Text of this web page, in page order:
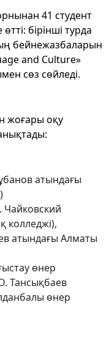
41 студент
бірінші турда
бейнежазбаларын
and Culture»
сөз сөйледі.
жоғары оқу
атындағы
колледжі),
атындағы Алматы
өнер
Тансықбаев
өнер